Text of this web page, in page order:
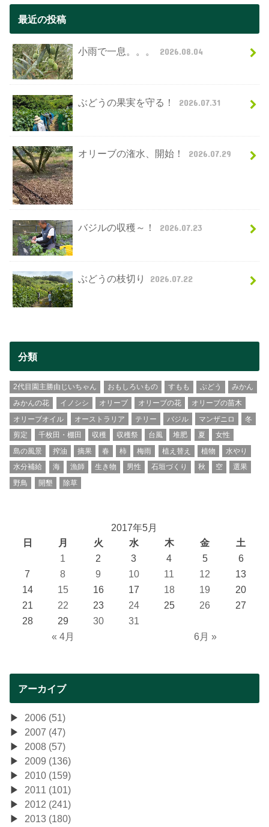
最近の投稿
小雨で一息。。。 2026.08.04
ぶどうの果実を守る！ 2026.07.31
オリーブの潅水、開始！ 2026.07.29
バジルの収穫～！ 2026.07.23
ぶどうの枝切り 2026.07.22
分類
2代目園主勝由じいちゃん おもしろいもの すもも ぶどう
みかん
みかんの花
イノシシ オリーブ オリーブの花
オリーブの苗木
オリーブオイル
オーストラリア テリー バジル マンザニロ
冬
剪定
千枚田・棚田 収穫 収穫祭 台風 堆肥 夏
女性
島の風景
搾油 摘果 春 柿 梅雨 植え替え 植物
水やり
水分補給
海 漁師 生き物 男性 石垣づくり 秋 空
選果
野鳥
開墾 除草
2017年5月
日
月 火 水 木 金 土
« 4月 6月 »
1 2 3 4 5
6
7
8 9 10 11 12
13
14
15 16 17 18 19
20
21
22 23 24 25 26
27
28
29 30 31
アーカイブ
2006 (51)
2007 (47)
2008 (57)
2009 (136)
2010 (159)
2011 (101)
2012 (241)
2013 (180)